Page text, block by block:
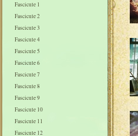
Fascicule 1
Fascicule 2
Fascicule 3
Fascicule 4
Fascicule 5
Fascicule 6
Fascicule 7
Fascicule 8
Fascicule 9
Fascicule 10
Fascicule 11
Fascicule 12